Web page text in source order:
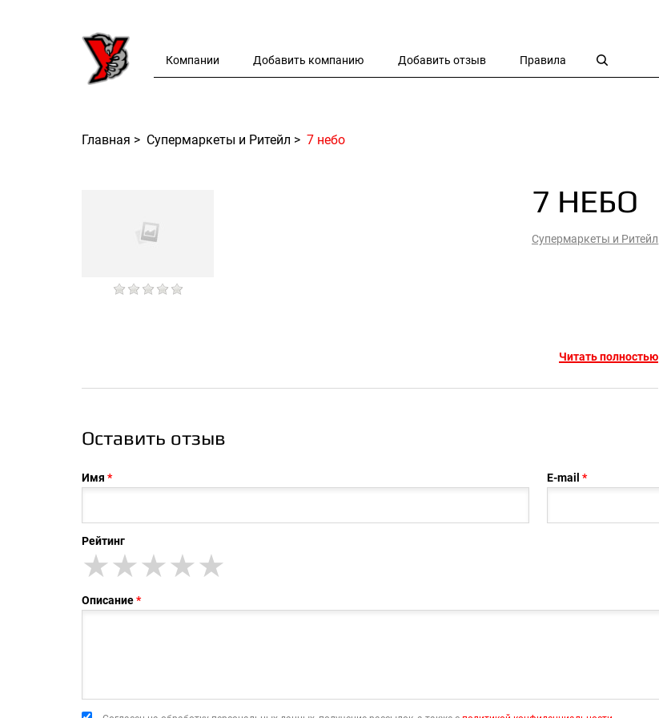
Компании Добавить компанию Добавить отзыв Правила
Главная > Супермаркеты и Ритейл > 7 небо
7 НЕБО
Супермаркеты и Ритейл
Читать полностью
Оставить отзыв
Имя E-mail
Рейтинг
★
★★
★★★
★★★★
★★★★★
Описание